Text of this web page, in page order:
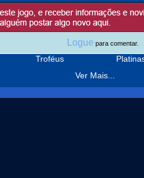
Logue para comentar.
Troféus
Ver Mais...